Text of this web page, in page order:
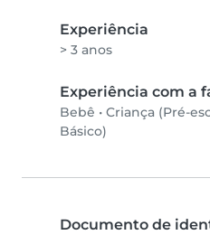
Experiência
> 3 anos
Experiência com a
Bebê • Criança (Pré-
Básico)
Documento de